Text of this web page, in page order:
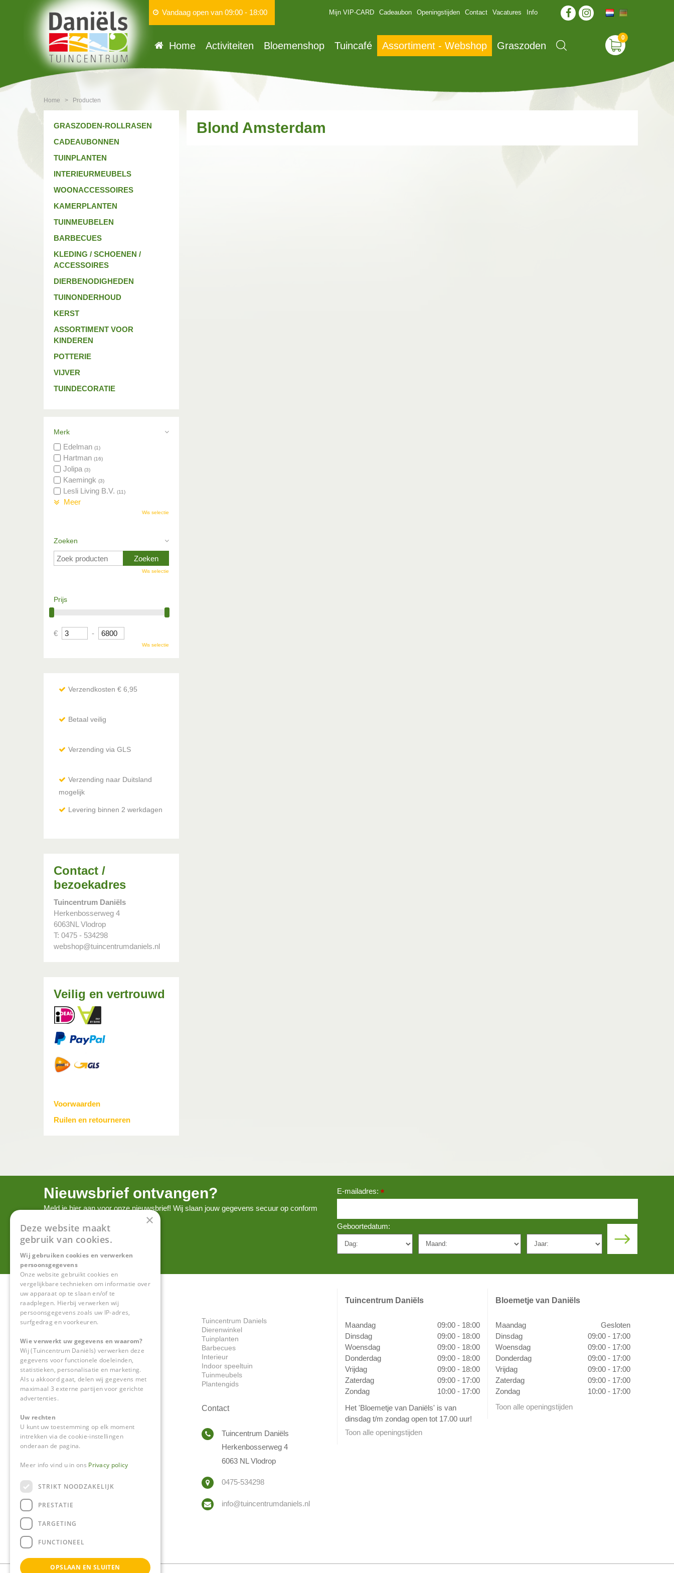
Home > Producten
Vandaag open van 09:00 - 18:00 Mijn VIP-CARD Cadeaubon Openingstijden Contact Vacatures Info
Home Activiteiten Bloemenshop Tuincafé Assortiment - Webshop Graszoden
Blond Amsterdam
GRASZODEN-ROLLRASEN
CADEAUBONNEN
TUINPLANTEN
INTERIEURMEUBELS
WOONACCESSOIRES
KAMERPLANTEN
TUINMEUBELEN
BARBECUES
KLEDING / SCHOENEN /
ACCESSOIRES
DIERBENODIGHEDEN
TUINONDERHOUD
KERST
ASSORTIMENT VOOR
KINDEREN
POTTERIE
VIJVER
TUINDECORATIE
Merk
Edelman (1)
Hartman (16)
Jolipa (3)
Kaemingk (3)
Lesli Living B.V. (11)
Meer
Wis selectie
Zoeken
Wis selectie
Prijs
€ -
Wis selectie
Verzendkosten € 6,95
Betaal veilig
Verzending via GLS
Verzending naar Duitsland
mogelijk
Levering binnen 2 werkdagen
Contact /
bezoekadres
Tuincentrum Daniëls
Herkenbosserweg 4
6063NL Vlodrop
T: 0475 - 534298
webshop@tuincentrumdaniels.nl
Veilig en vertrouwd
Voorwaarden
Ruilen en retourneren
Nieuwsbrief ontvangen?
Meld je hier aan voor onze nieuwsbrief! Wij slaan jouw gegevens secuur op conform
E-mailadres: *
Geboortedatum:
Tuincentrum Daniels
Dierenwinkel
Tuinplanten
Barbecues
Interieur
Indoor speeltuin
Tuinmeubels
Plantengids
Contact
Tuincentrum Daniëls
Herkenbosserweg 4
6063 NL Vlodrop
0475-534298
info@tuincentrumdaniels.nl
Tuincentrum Daniëls
Maandag
09:00 - 18:00
Dinsdag
09:00 - 18:00
Woensdag
09:00 - 18:00
Donderdag
09:00 - 18:00
Vrijdag
09:00 - 18:00
Zaterdag
09:00 - 17:00
Zondag
10:00 - 17:00
Het 'Bloemetje van Daniëls' is van
dinsdag t/m zondag open tot 17.00 uur!
Toon alle openingstijden
Bloemetje van Daniëls
Maandag
Gesloten
Dinsdag
09:00 - 17:00
Woensdag
09:00 - 17:00
Donderdag
09:00 - 17:00
Vrijdag
09:00 - 17:00
Zaterdag
09:00 - 17:00
Zondag
10:00 - 17:00
Toon alle openingstijden
×
Deze website maakt
gebruik van cookies.
Wij gebruiken cookies en verwerken
persoonsgegevens
Onze website gebruikt cookies en
vergelijkbare technieken om informatie over
uw apparaat op te slaan en/of te
raadplegen. Hierbij verwerken wij
persoonsgegevens zoals uw IP-adres,
surfgedrag en voorkeuren.
Wie verwerkt uw gegevens en waarom?
Wij (Tuincentrum Daniëls) verwerken deze
gegevens voor functionele doeleinden,
statistieken, personalisatie en marketing.
Als u akkoord gaat, delen wij gegevens met
maximaal 3 externe partijen voor gerichte
advertenties.
Uw rechten
U kunt uw toestemming op elk moment
intrekken via de cookie-instellingen
onderaan de pagina.
Meer info vind u in ons Privacy policy
STRIKT NOODZAKELIJK
PRESTATIE
TARGETING
FUNCTIONEEL
OPSLAAN EN SLUITEN